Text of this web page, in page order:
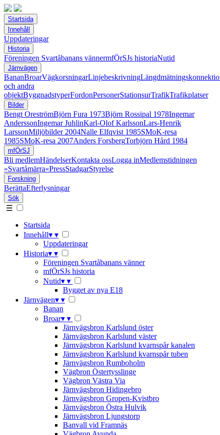
Startsida
Innehåll
Uppdateringar
Historia
Föreningen Svartåbanans vännermfÖrSJs historiaNutid
Järnvägen
BananBroarVägkorsningarLinjebeskrivning
och andra
objektByggnadstyperFordonPersonerStationsurTrafikTrafikplatser
Bilder
Bengt OreströmBjörn Fura 1973Björn Rossipal 1978Ingemar
AnderssonIngemar JuhlinKarl-Olof KarlssonLars-Henrik
LarssonMiljöbilder 2004Nalle Elfqvist 1985SMoK-resa
1985SMoK-resa 2007Anders ForsbergTorbjörn Hård 1984
mfÖrSJ
Bli medlemHändelserKontakta ossLogga inMedlemstidningen
»Svartåmärra«PressStadgarStyrelse
Forskning
BerättaEfterlysningar
Sök
☰
Startsida
Innehåll▾ ▾
Uppdateringar
Historia▾ ▾
Föreningen Svartåbanans vänner
mfÖrSJs historia
Nutid▾ ▾
Bygget av nya E18
Järnvägen▾ ▾
Banan
Broar▾ ▾
Järnvägsbron Karlslund öster
Järnvägsbron Karlslund väster
Järnvägsbron Karlslund kvarnspår kanalen
Järnvägsbron Karlslund kvarnspår tuben
Järnvägsbron Rumboholm
Vägbron Östertysslinge
Vägbron Västra Via
Järnvägsbron Hidingebro
Järnvägsbron Gropen-Kvistbro
Järnvägsbron Östra Hulvik
Järnvägsbron Ljungstorp
Banvall vid Framnäs